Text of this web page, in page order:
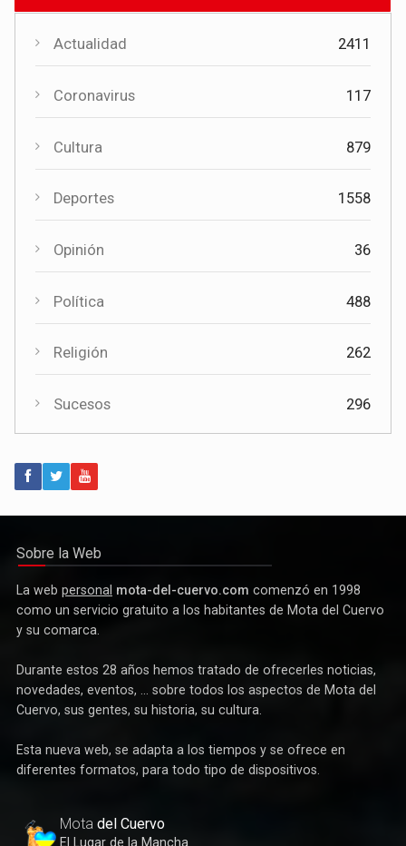
Cultura
El Certamen "Villa Cervantina" vuelve a situar a Mota del
Política
Deportes
CATEGORÍAS
Actualidad 2411
Coronavirus 117
Cultura 879
Deportes 1558
Opinión 36
Política 488
Religión 262
La webpersonal mota-del-cuervo.comcomenzó en 1998
como un servicio gratuito a los habitantes de Mota del Cuervo
Durante estos 28 años hemos tratado de ofrecerles noticias,
novedades, eventos, ... sobre todos los aspectos de Mota del
Esta nueva web, se adapta a los tiempos y se ofrece en